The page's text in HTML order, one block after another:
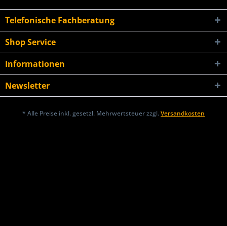
Telefonische Fachberatung
Shop Service
Informationen
Newsletter
* Alle Preise inkl. gesetzl. Mehrwertsteuer zzgl.Versandkosten